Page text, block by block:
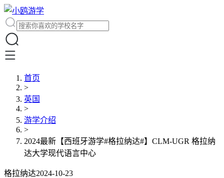
首页
>
英国
>
游学介绍
>
2024最新【西班牙游学#格拉纳达#】CLM-UGR 格拉纳
达大学现代语言中心
格拉纳达2024-10-23